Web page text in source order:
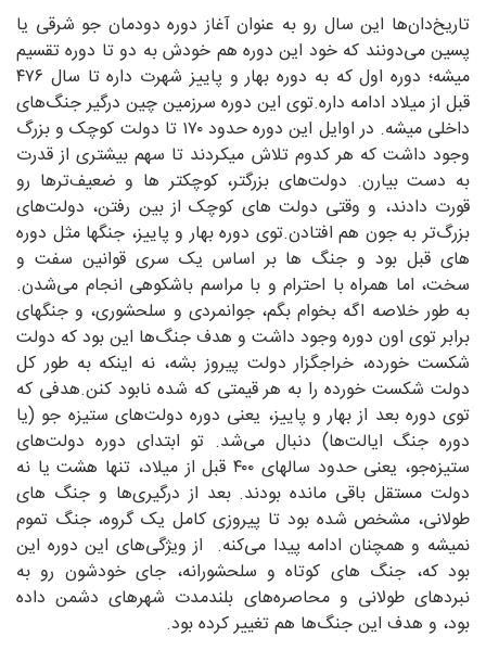
تاریخ‌دان‌ها این سال رو به عنوان آغاز دوره دودمان جو شرقی یا
پسین می‌دونند که خود این دوره هم خودش به دو تا دوره تقسیم
میشه؛ دوره اول که به دوره بهار و پاییز شهرت داره تا سال ۴۷۶
قبل از میلاد ادامه داره.توی این دوره سرزمین چین درگیر جنگ‌های
داخلی میشه. در اوایل این دوره حدود ۱۷۰ تا دولت کوچک و بزرگ
وجود داشت که هر کدوم تلاش میکردند تا سهم بیشتری از قدرت
به دست بیارن. دولت‌های بزرگتر، کوچکتر ها و ضعیف‌ترها رو
قورت دادند، و وقتی دولت های کوچک از بین رفتن، دولت‌های
بزرگ‌تر به جون هم افتادن.توی دوره بهار و پاییز، جنگها مثل دوره
های قبل بود و جنگ ها بر اساس یک سری قوانین سفت و
سخت، اما همراه با احترام و با مراسم باشکوهی انجام می‌شدن.
به طور خلاصه اگه بخوام بگم، جوانمردی و سلحشوری، و جنگهای
برابر توی اون دوره وجود داشت و هدف جنگ‌ها این بود که دولت
شکست خورده، خراجگزار دولت پیروز بشه، نه اینکه به طور کل
دولت شکست خورده را به هر قیمتی که شده نابود کنن.هدفی که
توی دوره بعد از بهار و پاییز، یعنی دوره دولت‌های ستیزه جو (یا
دوره جنگ ایالت‌ها) دنبال می‌شد. تو ابتدای دوره دولت‌های
ستیزه‌جو، یعنی حدود سالهای ۴۰۰ قبل از میلاد، تنها هشت یا نه
دولت مستقل باقی مانده بودند. بعد از درگیری‌ها و جنگ های
طولانی، مشخص شده بود تا پیروزی کامل یک گروه، جنگ تموم
نمیشه و همچنان ادامه پیدا می‌کنه. از ویژگی‌های این دوره این
بود که، جنگ های کوتاه و سلحشورانه، جای خودشون رو به
نبردهای طولانی و محاصره‌های بلندمدت شهرهای دشمن داده
بود، و هدف این جنگ‌ها هم تغییر کرده بود.